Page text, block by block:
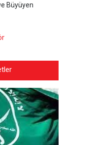
Büyüyen